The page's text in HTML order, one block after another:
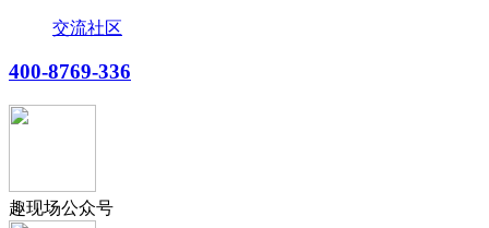
交流社区
400-8769-336
趣现场公众号